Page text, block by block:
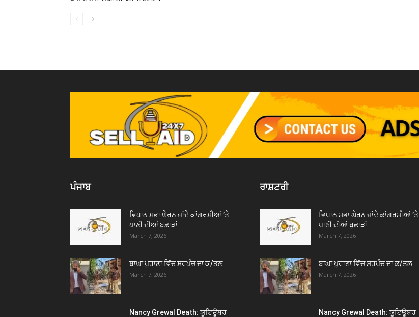
ਪੰਜਾਬ
ਵਿਧਾਨ ਸਭਾ ਘੇਰਨ ਜਾਂਦੇ ਕਾਂਗਰਸੀਆਂ ’ਤੇ
ਪਾਣੀ ਦੀਆਂ ਬੁਛਾੜਾਂ
March 7, 2026
ਬਾਘਾ ਪੁਰਾਣਾ ਵਿੱਚ ਸਰਪੰਚ ਦਾ ਕ/ਤਲ
March 7, 2026
Nancy Grewal Death: ਯੂਟਿਊਬਰ
ਰਾਸ਼ਟਰੀ
ਵਿਧਾਨ ਸਭਾ ਘੇਰਨ ਜਾਂਦੇ ਕਾਂਗਰਸੀਆਂ ’ਤੇ
ਪਾਣੀ ਦੀਆਂ ਬੁਛਾੜਾਂ
March 7, 2026
ਬਾਘਾ ਪੁਰਾਣਾ ਵਿੱਚ ਸਰਪੰਚ ਦਾ ਕ/ਤਲ
March 7, 2026
Nancy Grewal Death: ਯੂਟਿਊਬਰ